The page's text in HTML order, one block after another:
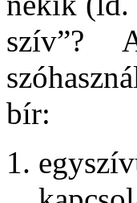
szív”?
bír: